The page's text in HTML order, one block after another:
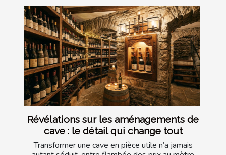
Révélations sur les aménagements de
cave : le détail qui change tout
Transformer une cave en pièce utile n’a jamais